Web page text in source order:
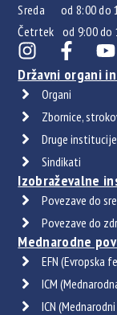
Sreda od 8:00 do
Četrtek od 9:00 do
Državni organi
Organi
Zbornice,
Druge institucije
Sindikati
Izobraževalne
Povezave do
Povezave do
Mednarodne
EFN (Evropska
ICM
ICN